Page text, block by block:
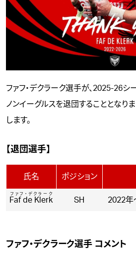
ファフ・デクラーク選手が、2025-26シ
ノンイーグルスを退団することとなり
します。
【退団選手】
氏名 ポジション
Faf de Klerk
ファフ・デクラーク
SH 2022年
ファフ・デクラーク選手 コメント